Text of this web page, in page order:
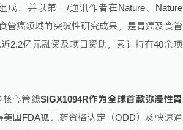
成，并以第一/通讯作者在Nature、Nature
管癌领域的突破性研究成果，是胃癌及食管
2.2亿元融资及项目资助，累计持有40余项
核心管线SIGX1094R作为全球首款弥漫性胃
国FDA孤儿药资格认定（ODD）及快速通